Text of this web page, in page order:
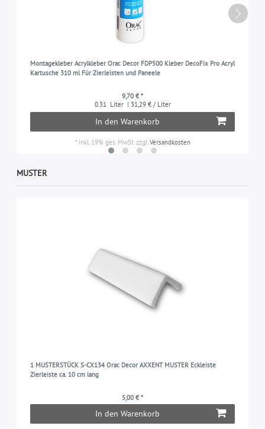
Montagekleber Acrylkleber Orac Decor FDP500 Kleber DecoFix Pro Acryl
Kartusche 310 ml Für Zierleisten und Paneele
9,70 € *
0.31
Liter | 31,29 € / Liter
In den Warenkorb
* inkl. 19% ges. MwSt. zzgl. Versandkosten
MUSTER
1 MUSTERSTÜCK S-CX134 Orac Decor AXXENT MUSTER Eckleiste
Zierleiste ca. 10 cm lang
5,00 € *
In den Warenkorb